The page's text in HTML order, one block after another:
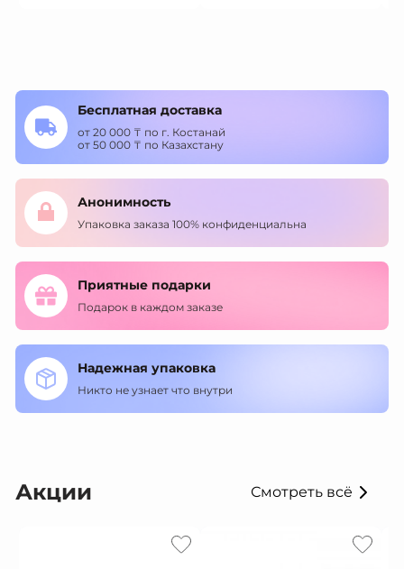
Бесплатная доставка
от 20 000 ₸ по г. Костанай
от 50 000 ₸ по Казахстану
Анонимность
Упаковка заказа 100% конфиденциальна
Приятные подарки
Подарок в каждом заказе
Надежная упаковка
Никто не узнает что внутри
Акции Смотреть всё